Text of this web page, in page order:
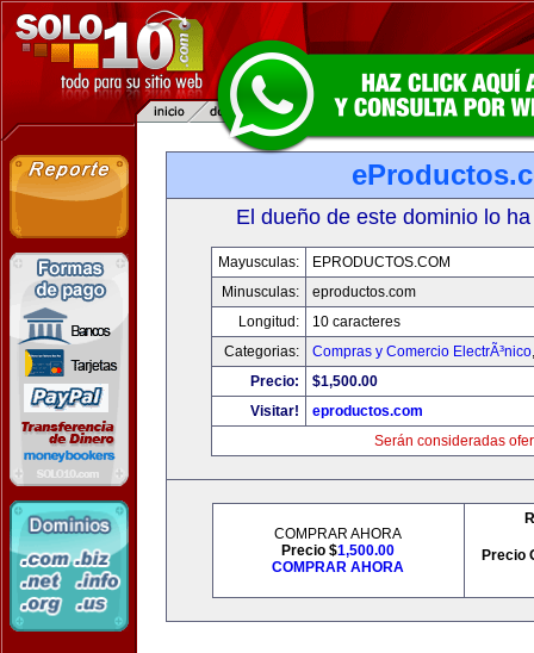
El dueño de este dominio lo
Mayusculas:
EPRODUCTOS.COM
Minusculas:
eproductos.com
Longitud:
10 caracteres
Categorias:
Compras y Comercio ElectrÃ³nico
Precio:
$1,500.00
Visitar!
eproductos.com
Serán consideradas
COMPRAR AHORA
Precio $1,500.00
COMPRAR AHORA
Precio